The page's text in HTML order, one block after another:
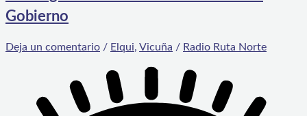
Gobierno
Deja un comentario / Elqui, Vicuña / Radio Ruta Norte